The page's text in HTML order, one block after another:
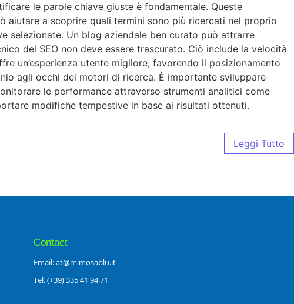
le parole chiave giuste è fondamentale. Queste
aiutare a scoprire quali termini sono più ricercati nel proprio
selezionate. Un blog aziendale ben curato può attrarre
del SEO non deve essere trascurato. Ciò include la velocità
un’esperienza utente migliore, favorendo il posizionamento
agli occhi dei motori di ricerca. È importante sviluppare
le performance attraverso strumenti analitici come
modifiche tempestive in base ai risultati ottenuti.
Leggi Tutto
Contact
Email: at@mimosablu.it
Tel. (+39) 335 41 94 71